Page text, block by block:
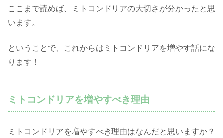
ここまで読めば、ミトコンドリアの大切さが分かったと思
います。
ということで、これからはミトコンドリアを増やす話にな
ります！
ミトコンドリアを増やすべき理由
ミトコンドリアを増やすべき理由はなんだと思いますか？